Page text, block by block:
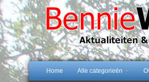
Home Alle categorieën